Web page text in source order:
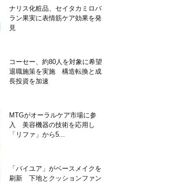
ナリス化粧品、セイタカミロバ
ラン果実に表情筋ケア効果を発
見
コーセー、約80人を対象に希望
退職施策を実施 構造転換と成
長投資を加速
MTGがオーラルケア市場に参
入 美容機器の技術を応用し
「リファ」から5...
「バイユア」がベースメイクを
刷新 下地とクッションファン